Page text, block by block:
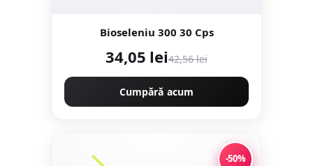
Bioseleniu 300 30 Cps
34,05 lei42,56 lei
Cumpără acum
-50%